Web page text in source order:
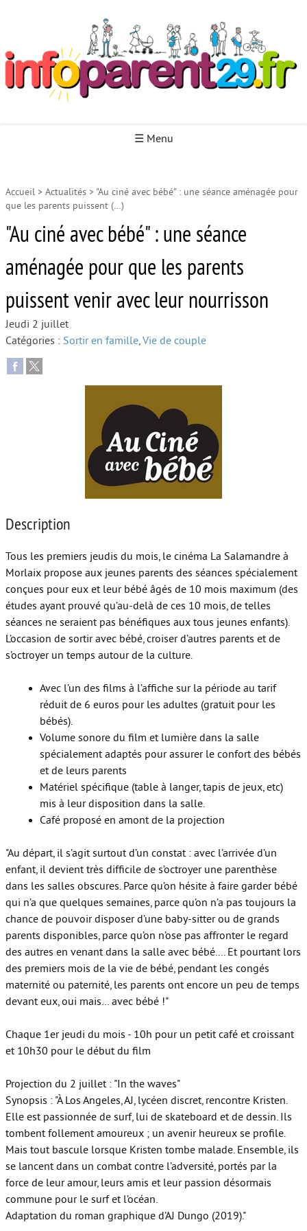
☰ Menu
Accueil
Autour de l’enfance
Autour de la jeunesse
Face au handicap
Face au deuil
Sortir en famille
Vie de couple
Accueil > Actualités > "Au ciné avec bébé" : une séance aménagée pour
que les parents puissent (…)
"Au ciné avec bébé" : une séance
aménagée pour que les parents
puissent venir avec leur nourrisson
Jeudi 2 juillet
Catégories : Sortir en famille,Vie de couple
Description
Tous les premiers jeudis du mois, le cinéma La Salamandre à
Morlaix propose aux jeunes parents des séances spécialement
conçues pour eux et leur bébé âgés de 10 mois maximum (des
études ayant prouvé qu’au-delà de ces 10 mois, de telles
séances ne seraient pas bénéfiques aux tous jeunes enfants).
L’occasion de sortir avec bébé, croiser d’autres parents et de
s’octroyer un temps autour de la culture.
Avec l’un des films à l’affiche sur la période au tarif
réduit de 6 euros pour les adultes (gratuit pour les
bébés).
Volume sonore du film et lumière dans la salle
spécialement adaptés pour assurer le confort des bébés
et de leurs parents
Matériel spécifique (table à langer, tapis de jeux, etc)
mis à leur disposition dans la salle.
Café proposé en amont de la projection
"Au départ, il s’agit surtout d’un constat : avec l’arrivée d’un
enfant, il devient très difficile de s’octroyer une parenthèse
dans les salles obscures. Parce qu’on hésite à faire garder bébé
qui n’a que quelques semaines, parce qu’on n’a pas toujours la
chance de pouvoir disposer d’une baby-sitter ou de grands
parents disponibles, parce qu’on n’ose pas affronter le regard
des autres en venant dans la salle avec bébé.... Et pourtant lors
des premiers mois de la vie de bébé, pendant les congés
maternité ou paternité, les parents ont encore un peu de temps
devant eux, oui mais… avec bébé !"
Chaque 1er jeudi du mois - 10h pour un petit café et croissant
et 10h30 pour le début du film
Projection du 2 juillet : "In the waves"
Synopsis : "À Los Angeles, AJ, lycéen discret, rencontre Kristen.
Elle est passionnée de surf, lui de skateboard et de dessin. Ils
tombent follement amoureux ; un avenir heureux se profile.
Mais tout bascule lorsque Kristen tombe malade. Ensemble, ils
se lancent dans un combat contre l’adversité, portés par la
force de leur amour, leurs amis et leur passion désormais
commune pour le surf et l’océan.
Adaptation du roman graphique d’AJ Dungo (2019)."